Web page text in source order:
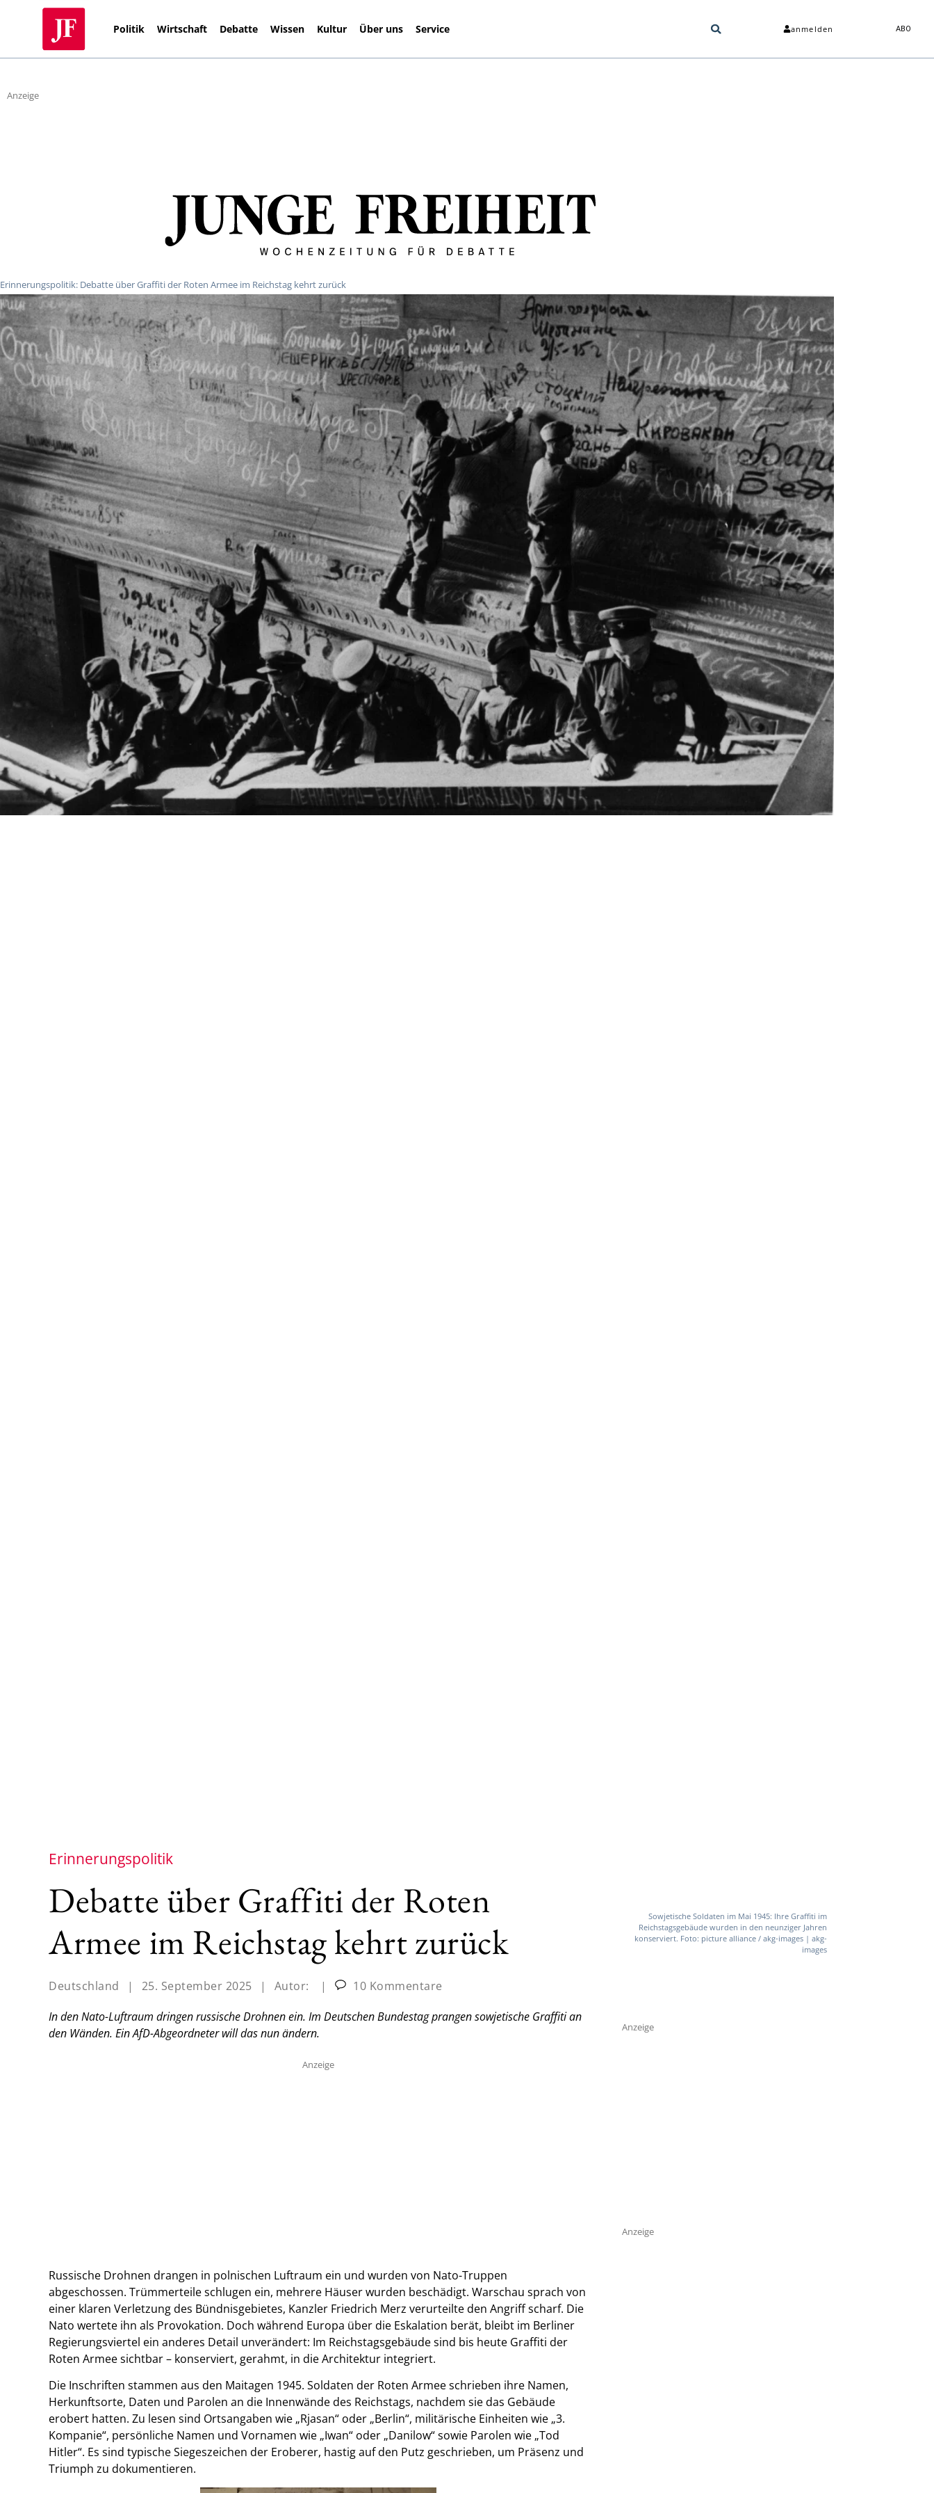
Politik Wirtschaft Debatte Wissen Kultur Über uns Service anmelden ABO
Anzeige
Erinnerungspolitik: Debatte über Graffiti der Roten Armee im Reichstag kehrt zurück
Erinnerungspolitik
Debatte über Graffiti der Roten
Armee im Reichstag kehrt zurück
Deutschland | 25. September 2025 | Autor: |
10 Kommentare
In den Nato-Luftraum dringen russische Drohnen ein. Im Deutschen Bundestag prangen sowjetische Graffiti an
den Wänden. Ein AfD-Abgeordneter will das nun ändern.
Anzeige
Russische Drohnen drangen in polnischen Luftraum ein und wurden von Nato-Truppen
abgeschossen. Trümmerteile schlugen ein, mehrere Häuser wurden beschädigt. Warschau sprach von
einer klaren Verletzung des Bündnisgebietes, Kanzler Friedrich Merz verurteilte den Angriff scharf. Die
Nato wertete ihn als Provokation. Doch während Europa über die Eskalation berät, bleibt im Berliner
Regierungsviertel ein anderes Detail unverändert: Im Reichstagsgebäude sind bis heute Graffiti der
Roten Armee sichtbar – konserviert, gerahmt, in die Architektur integriert.
Die Inschriften stammen aus den Maitagen 1945. Soldaten der Roten Armee schrieben ihre Namen,
Herkunftsorte, Daten und Parolen an die Innenwände des Reichstags, nachdem sie das Gebäude
erobert hatten. Zu lesen sind Ortsangaben wie „Rjasan“ oder „Berlin“, militärische Einheiten wie „3.
Kompanie“, persönliche Namen und Vornamen wie „Iwan“ oder „Danilow“ sowie Parolen wie „Tod
Hitler“. Es sind typische Siegeszeichen der Eroberer, hastig auf den Putz geschrieben, um Präsenz und
Triumph zu dokumentieren.
Sowjetische Soldaten im Mai 1945: Ihre Graffiti im
Reichstagsgebäude wurden in den neunziger Jahren
konserviert. Foto: picture alliance / akg-images | akg-
images
Anzeige
Anzeige